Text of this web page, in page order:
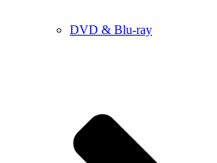
DVD & Blu-ray